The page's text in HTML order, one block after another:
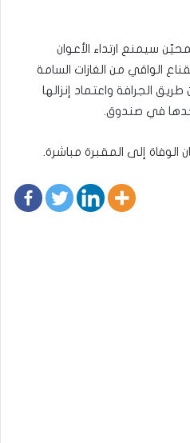
سيمنع ارتداء الأعوان
الواقي من الغازات السامة
الجرافة واعتماد إنزالها
في صندوق.
إلى المقبرة مباشرة.